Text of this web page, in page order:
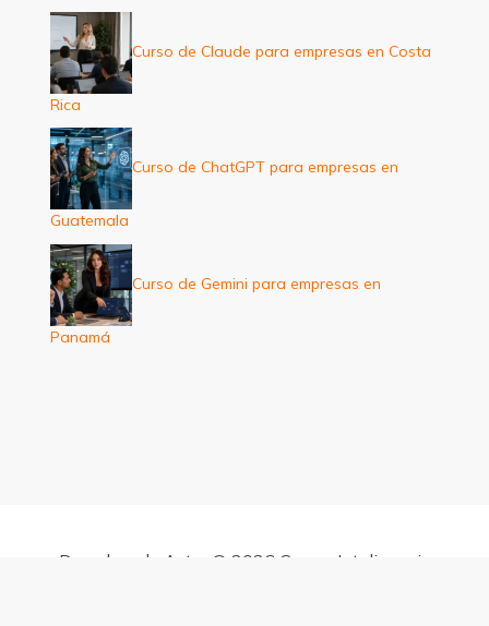
Curso de Claude para empresas en Costa
Rica
Curso de ChatGPT para empresas en
Guatemala
Curso de Gemini para empresas en
Panamá
Derechos de Autor © 2026 Cursos Inteligencia